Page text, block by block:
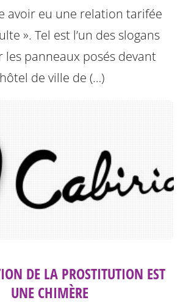
avoir eu une relation tarifée
». Tel est l’un des slogans
les panneaux posés devant
de ville de (…)
DE LA PROSTITUTION EST
UNE CHIMÈRE